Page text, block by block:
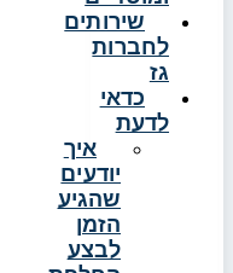
שירותים
לחברות
גז
כדאי
לדעת
איך
יודעים
שהגיע
הזמן
לבצע